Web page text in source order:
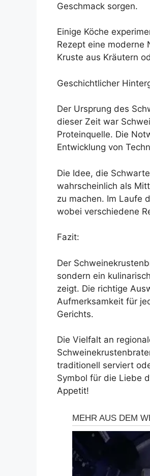
Geschmack sorgen.
Einige Köche
Rezept eine moderne
Kruste aus Kräutern
Geschichtlicher
Der Ursprung des
dieser Zeit war
Proteinquelle. Die
Entwicklung von
Die Idee, die
wahrscheinlich als
zu machen. Im Laufe
wobei verschiedene
Fazit:
Der
sondern ein
zeigt. Die richtige
Aufmerksamkeit für
Gerichts.
Die Vielfalt an
traditionell serviert
Symbol für die Liebe
Appetit!